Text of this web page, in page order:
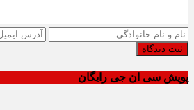
ثبت دیدگاه
پویش سی ان جی رایگان